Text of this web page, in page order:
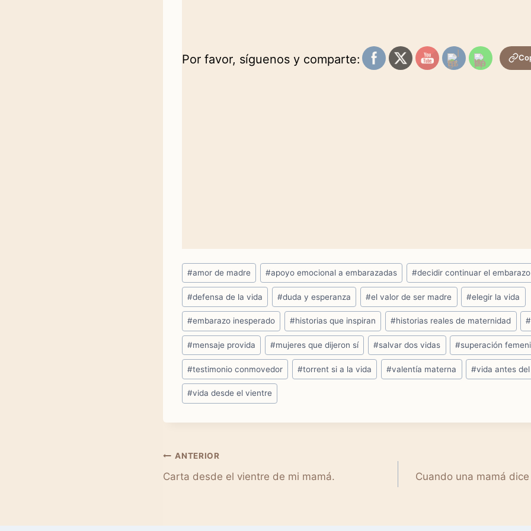
Por favor, síguenos y comparte:
Etiquetas
de
la
entrada:
#amor de madre #apoyo emocional a embarazadas #decidir continuar el embarazo
#defensa de la vida #duda y esperanza #el valor de ser madre #elegir la vida
#embarazo inesperado #historias que inspiran #historias reales de maternidad #
#mensaje provida #mujeres que dijeron sí #salvar dos vidas #superación
#testimonio conmovedor #torrent si a la vida #valentía materna #vida antes
#vida desde el vientre
Navegación
de
ANTERIOR
Carta desde el vientre de mi mamá.
Cuando una mamá